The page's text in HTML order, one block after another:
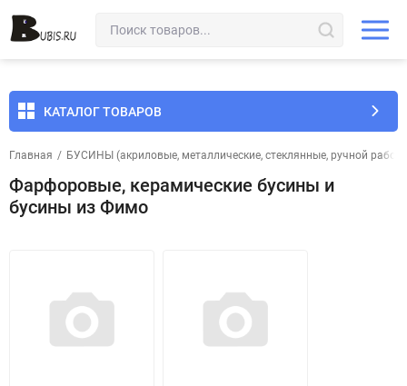
КАТАЛОГ ТОВАРОВ
Главная / БУСИНЫ (акриловые, металлические, стеклянные, ручной
Фарфоровые, керамические бусины и
бусины из Фимо